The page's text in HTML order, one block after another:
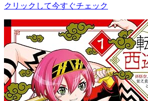
クリックして今すぐチェック